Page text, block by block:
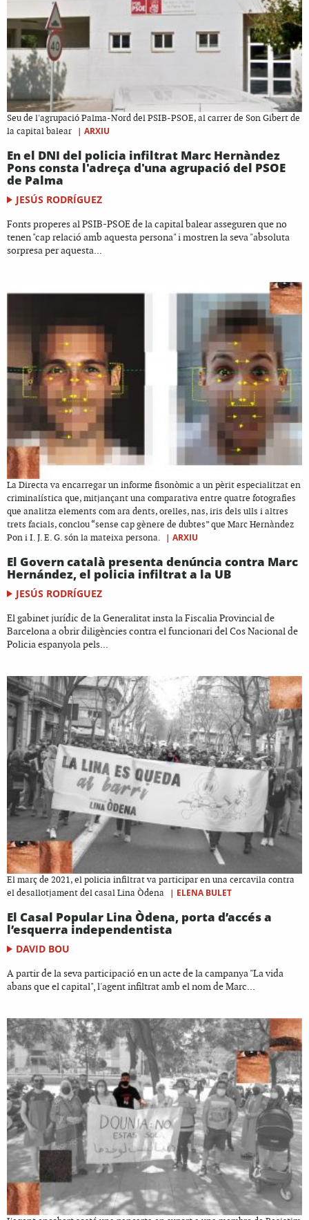
Seu de l'agrupació Palma-Nord del PSIB-PSOE, al carrer de Son Gibert de
la capital balear
| ARXIU
En el DNI del policia infiltrat Marc Hernàndez
Pons consta l'adreça d'una agrupació del PSOE
de Palma
JESÚS RODRÍGUEZ
Fonts properes al PSIB-PSOE de la capital balear asseguren que no
tenen "cap relació amb aquesta persona" i mostren la seva "absoluta
sorpresa per aquesta...
La Directa va encarregar un informe fisonòmic a un pèrit especialitzat en
criminalística que, mitjançant una comparativa entre quatre fotografies
que analitza elements com ara dents, orelles, nas, iris dels ulls i altres
trets facials, conclou “sense cap gènere de dubtes” que Marc Hernàndez
Pon i I. J. E. G. són la mateixa persona.
| ARXIU
El Govern català presenta denúncia contra Marc
Hernández, el policia infiltrat a la UB
JESÚS RODRÍGUEZ
El gabinet jurídic de la Generalitat insta la Fiscalia Provincial de
Barcelona a obrir diligències contra el funcionari del Cos Nacional de
Policia espanyola pels...
El març de 2021, el policia infiltrat va participar en una cercavila contra
el desallotjament del casal Lina Òdena
| ELENA BULET
El Casal Popular Lina Òdena, porta d’accés a
l’esquerra independentista
DAVID BOU
A partir de la seva participació en un acte de la campanya "La vida
abans que el capital", l'agent infiltrat amb el nom de Marc...